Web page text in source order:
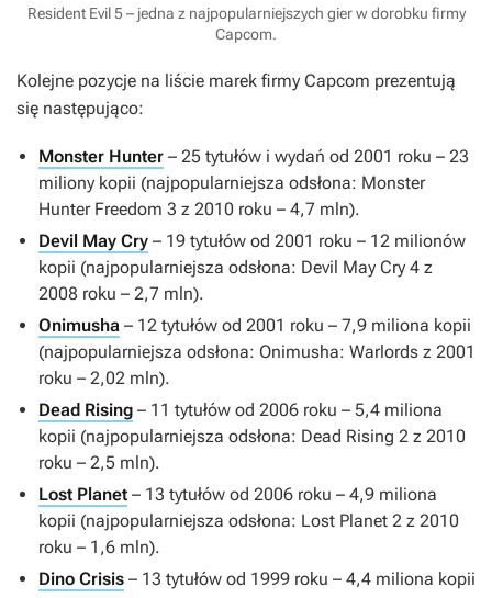
Resident Evil 5 – jedna z najpopularniejszych gier w dorobku firmy
Capcom.
Kolejne pozycje na liście marek firmy Capcom prezentują
się następująco:
Monster Hunter – 25 tytułów i wydań od 2001 roku – 23
miliony kopii (najpopularniejsza odsłona: Monster
Hunter Freedom 3 z 2010 roku – 4,7 mln).
Devil May Cry – 19 tytułów od 2001 roku – 12 milionów
kopii (najpopularniejsza odsłona: Devil May Cry 4 z
2008 roku – 2,7 mln).
Onimusha – 12 tytułów od 2001 roku – 7,9 miliona kopii
(najpopularniejsza odsłona: Onimusha: Warlords z 2001
roku – 2,02 mln).
Dead Rising – 11 tytułów od 2006 roku – 5,4 miliona
kopii (najpopularniejsza odsłona: Dead Rising 2 z 2010
roku – 2,5 mln).
Lost Planet – 13 tytułów od 2006 roku – 4,9 miliona
kopii (najpopularniejsza odsłona: Lost Planet 2 z 2010
roku – 1,6 mln).
Dino Crisis – 13 tytułów od 1999 roku – 4,4 miliona kopii